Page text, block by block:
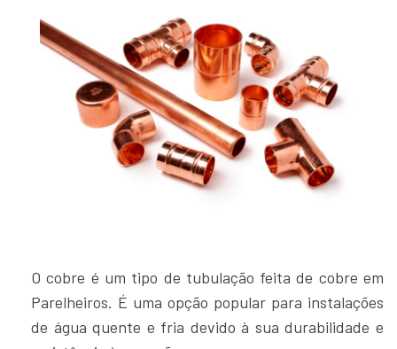
O cobre é um tipo de tubulação feita de cobre em
Parelheiros. É uma opção popular para instalações
de água quente e fria devido à sua durabilidade e